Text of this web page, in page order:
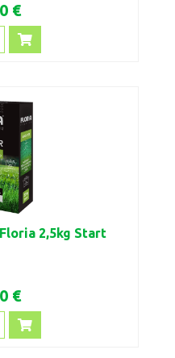
€
2,5kg Start
€